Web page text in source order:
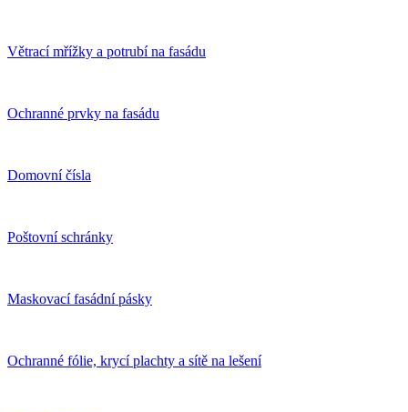
Větrací mřížky a potrubí na fasádu
Ochranné prvky na fasádu
Domovní čísla
Poštovní schránky
Maskovací fasádní pásky
Ochranné fólie, krycí plachty a sítě na lešení